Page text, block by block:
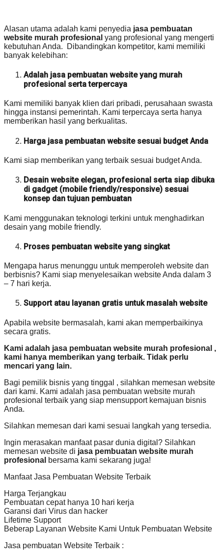
Alasan utama adalah kami penyedia jasa pembuatan
website murah profesional yang profesional yang mengerti
kebutuhan Anda. Dibandingkan kompetitor, kami memiliki
banyak kelebihan:
Adalah jasa pembuatan website yang murah
profesional serta terpercaya
Kami memiliki banyak klien dari pribadi, perusahaan swasta
hingga instansi pemerintah. Kami terpercaya serta hanya
memberikan hasil yang berkualitas.
Harga jasa pembuatan website sesuai budget Anda
Kami siap memberikan yang terbaik sesuai budget Anda.
Desain website elegan, profesional serta siap dibuka
di gadget (mobile friendly/responsive) sesuai
konsep dan tujuan pembuatan
Kami menggunakan teknologi terkini untuk menghadirkan
desain yang mobile friendly.
Proses pembuatan website yang singkat
Mengapa harus menunggu untuk memperoleh website dan
berbisnis? Kami siap menyelesaikan website Anda dalam 3
– 7 hari kerja.
Support atau layanan gratis untuk masalah website
Apabila website bermasalah, kami akan memperbaikinya
secara gratis.
Kami adalah jasa pembuatan website murah profesional ,
kami hanya memberikan yang terbaik. Tidak perlu
mencari yang lain.
Bagi pemilik bisnis yang tinggal , silahkan memesan website
dari kami. Kami adalah jasa pembuatan website murah
profesional terbaik yang siap mensupport kemajuan bisnis
Anda.
Silahkan memesan dari kami sesuai langkah yang tersedia.
Ingin merasakan manfaat pasar dunia digital? Silahkan
memesan website di jasa pembuatan website murah
profesional bersama kami sekarang juga!
Manfaat Jasa Pembuatan Website Terbaik
Harga Terjangkau
Pembuatan cepat hanya 10 hari kerja
Garansi dari Virus dan hacker
Lifetime Support
Beberap Layanan Website Kami Untuk Pembuatan Website
Jasa pembuatan Website Terbaik :